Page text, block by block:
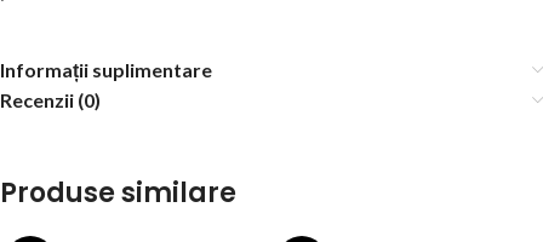
Informații suplimentare
Recenzii (0)
Produse similare